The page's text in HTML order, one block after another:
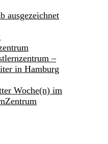
ausgezeichnet
–
in Hamburg
Woche(n) im